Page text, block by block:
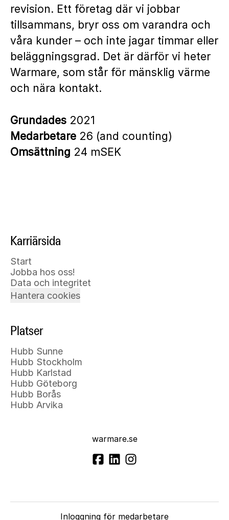
revision. Ett företag där vi jobbar
tillsammans, bryr oss om varandra och
våra kunder – och inte jagar timmar eller
beläggningsgrad. Det är därför vi heter
Warmare, som står för mänsklig värme
och nära kontakt.
Grundades 2021
Medarbetare 26 (and counting)
Omsättning 24 mSEK
Karriärsida
Start
Jobba hos oss!
Data och integritet
Hantera cookies
Platser
Hubb Sunne
Hubb Stockholm
Hubb Karlstad
Hubb Göteborg
Hubb Borås
Hubb Arvika
warmare.se
Inloggning för medarbetare